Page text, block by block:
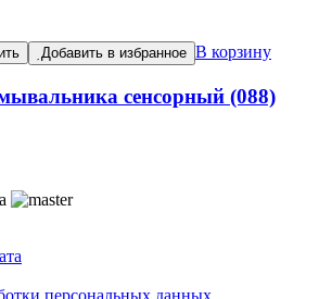
Добавить в избранное В корзину
сенсорный (088)